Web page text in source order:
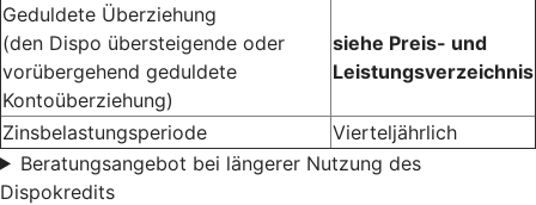
Geduldete Überziehung
(den Dispo übersteigende oder
vorübergehend geduldete
Kontoüberziehung)
siehe Preis- und
Leistungsverzeichnis
Zinsbelastungsperiode
Vierteljährlich
Beratungsangebot bei längerer Nutzung des
Dispokredits